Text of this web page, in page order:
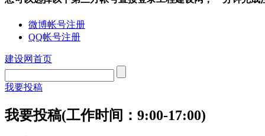
微博帐号注册
QQ帐号注册
建设网首页
我要投稿
我要投稿(工作时间：9:00-17:00)